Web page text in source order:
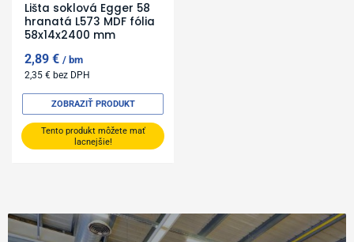
Lišta soklová Egger 58
hranatá L573 MDF fólia
58x14x2400 mm
2,89€ bm
2,35€ bez DPH
Tento produkt môžete mať
lacnejšie!
ZOBRAZIŤ PRODUKT